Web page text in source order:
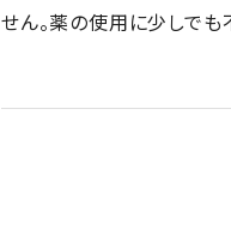
せん。薬の使用に少しでも